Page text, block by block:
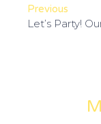
Previous